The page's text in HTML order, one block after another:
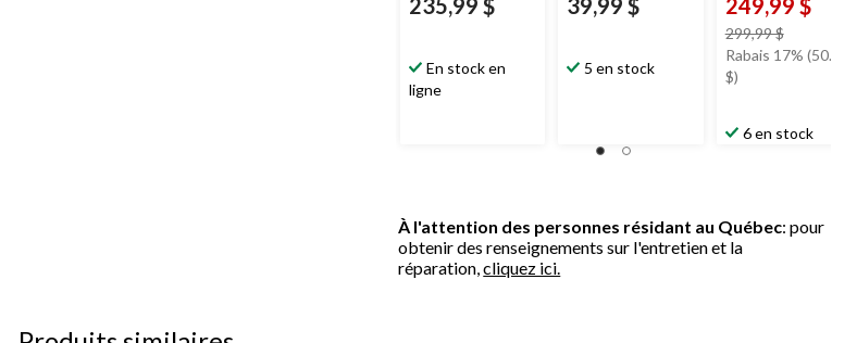
En stock en
ligne
5 en stock
299,99 $prix
était
Rabais 17% (50.00
$)
6 en stock
À l'attention des personnes résidant au Québec: pour
obtenir des renseignements sur l'entretien et la
réparation,cliquez ici.